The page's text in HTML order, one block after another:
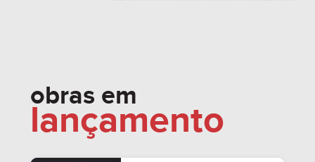
obras em
lançamento